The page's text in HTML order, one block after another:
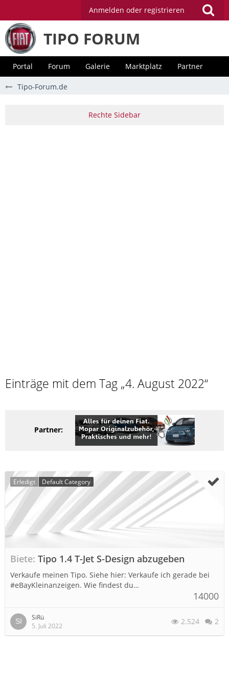
Anmelden oder registrieren
TIPO FORUM
Portal Forum Galerie Marktplatz Partner
Tipo-Forum.de
Einträge mit dem Tag „4. August 2022“
Partner:
Erledigt Default Category
Biete Tipo 1.4 T-Jet S-Design abzugeben
Verkaufe meinen Tipo. Siehe hier: Verkaufe ich gerade bei
#eBayKleinanzeigen. Wie findest du…
14000
SiRü
5. Juli 2022
2.524 2